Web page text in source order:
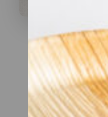
Alles vegan